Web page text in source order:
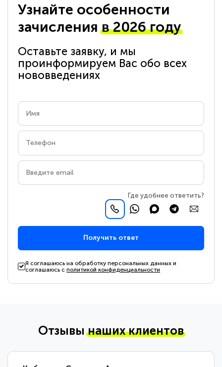
Узнайте особенности
зачисленияв 2026 году
Оставьте заявку, и мы
проинформируем Вас обо всех
нововведениях
Где удобнее ответить?
Получить ответ
Я соглашаюсь на обработку персональных данных и
соглашаюсь сполитикой конфиденциальности
Отзывынаших клиентов